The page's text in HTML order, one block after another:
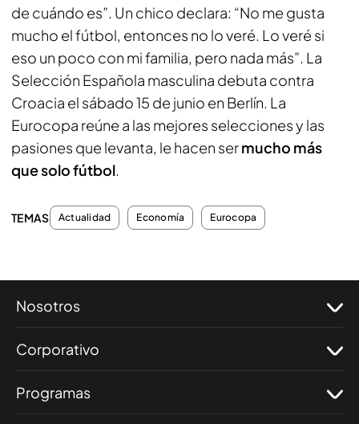
de cuándo es”. Un chico declara: “No me gusta
mucho el fútbol, entonces no lo veré. Lo veré si
eso un poco con mi familia, pero nada más”. La
Selección Española masculina debuta contra
Croacia el sábado 15 de junio en Berlín. La
Eurocopa reúne a las mejores selecciones y las
pasiones que levanta, le hacen sermucho más
que solo fútbol.
TEMAS Actualidad Economía Eurocopa
Nosotros
Corporativo
Programas